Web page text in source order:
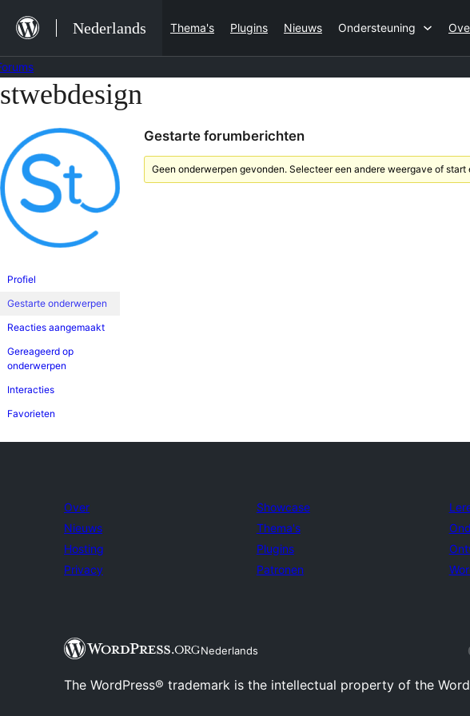
naar
de
inhoud
Nederlands Thema's Plugins Nieuws Ondersteuning
Ga
inhoud
stwebdesign
Profiel
Gestarte onderwerpen
Reacties aangemaakt
Gereageerd op
onderwerpen
Interacties
Favorieten
Gestarte forumberichten
Geen onderwerpen gevonden. Selecteer een andere weergave of
Over
Nieuws
Hosting
Privacy
Showcase
Thema's
Plugins
Patronen
Nederlands
The WordPress® trademark is the intellectual property of the